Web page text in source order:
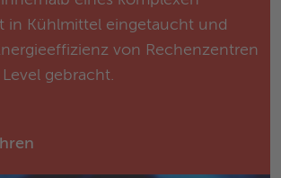
in Kühlmittel eingetaucht und
von Rechenzentren
gebracht.